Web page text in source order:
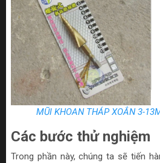
MŨI KHOAN THÁP XOẮN 3-
Các bước thử nghiệm
Trong phần này, chúng ta sẽ tiến